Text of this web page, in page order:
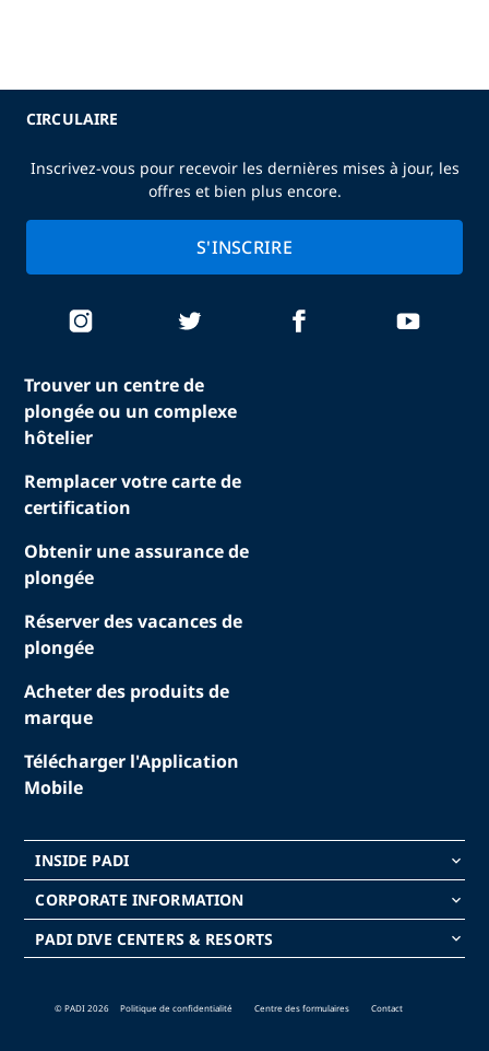
Trouver un centre de
plongée ou un complexe
hôtelier
Remplacer votre carte de
certification
Obtenir une assurance de
plongée
Réserver des vacances de
plongée
Acheter des produits de
marque
Télécharger l'Application
Mobile
INSIDE PADI keyboard_arrow_down
CORPORATE INFORMATION keyboard_arrow_down
PADI DIVE CENTERS & RESORTS keyboard_arrow_down
CIRCULAIRE
Inscrivez-vous pour recevoir les dernières mises à jour, les
offres et bien plus encore.
S'INSCRIRE
© PADI 2026 Politique de confidentialité Centre des formulaires Contact